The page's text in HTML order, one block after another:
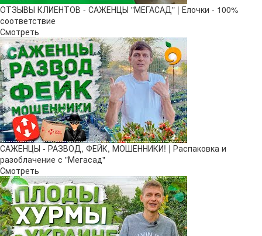
ОТЗЫВЫ КЛИЕНТОВ - САЖЕНЦЫ "МЕГАСАД" | Елочки - 100%
соответствие
Смотреть
САЖЕНЦЫ - РАЗВОД, ФЕЙК, МОШЕННИКИ! | Распаковка и
разоблачение с "Мегасад"
Смотреть